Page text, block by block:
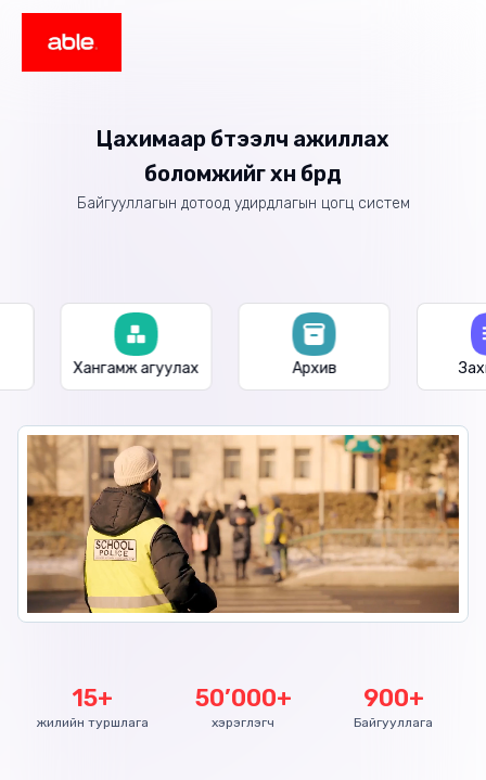
Цахимаар бүтээлч ажиллах
боломжийг хүн бүрд
Байгууллагын дотоод удирдлагын цогц систем
Хангамж агуулах Архив
15+
жилийн туршлага
50’000+
хэрэглэгч
900+
Байгууллага